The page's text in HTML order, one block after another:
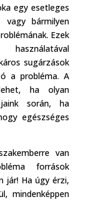
egy esetleges
vagy bármilyen
Ezek
sugárzások
a probléma. A
ha olyan
során, ha
egészséges
van
források
jár! Ha úgy érzi,
mindenképpen